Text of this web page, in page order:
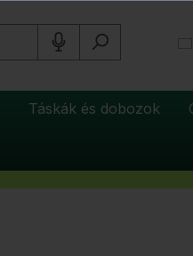
Táskák és dobozok